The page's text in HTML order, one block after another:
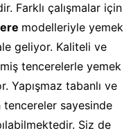
Farklı çalışmalar için
modelleriyle yemek
geliyor. Kaliteli ve
tencerelerle yemek
Yapışmaz tabanlı ve
tencereler sayesinde
Siz de